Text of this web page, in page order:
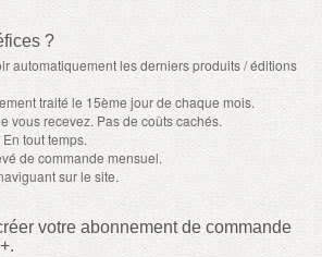
?
automatiquement les derniers produits / éditions
traité le 15ème jour de chaque mois.
vous recevez. Pas de coûts cachés.
tout temps.
de commande mensuel.
sur le site.
votre abonnement de commande